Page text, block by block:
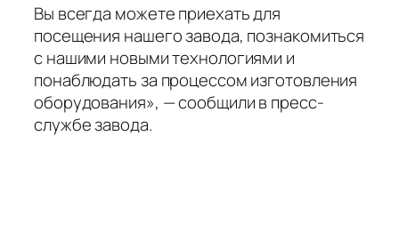
Вы всегда можете приехать для
посещения нашего завода, познакомиться
с нашими новыми технологиями и
понаблюдать за процессом изготовления
оборудования», — сообщили в пресс-
службе завода.